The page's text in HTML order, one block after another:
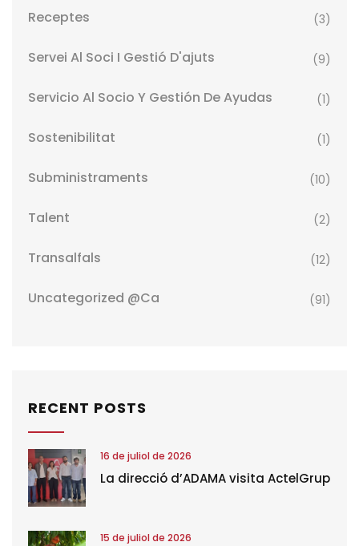
Receptes (3)
Servei Al Soci I Gestió D'ajuts (9)
Servicio Al Socio Y Gestión De Ayudas (1)
Sostenibilitat (1)
Subministraments (10)
Talent (2)
Transalfals (12)
Uncategorized @ca (91)
RECENT POSTS
16 de juliol de 2026
La direcció d’ADAMA visita ActelGrup
15 de juliol de 2026